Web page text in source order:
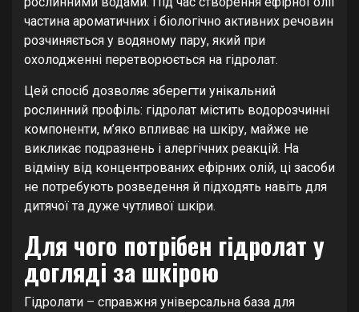
частина ароматичних і біологічно активних речовин
розчиняється у водяному пару, який при
охолодженні перетворюється на гідролат.
Цей спосіб дозволяє зберегти унікальний
рослинний профіль: гідролат містить водорозчинні
компоненти, м’яко впливає на шкіру, майже не
викликає подразнень і алергічних реакцій. На
відміну від концентрованих ефірних олій, ці засоби
не потребують розведення й підходять навіть для
дитячої та дуже чутливої шкіри.
Для чого потрібен гідролат у
догляді за шкірою
Гідролати – справжня універсальна база для